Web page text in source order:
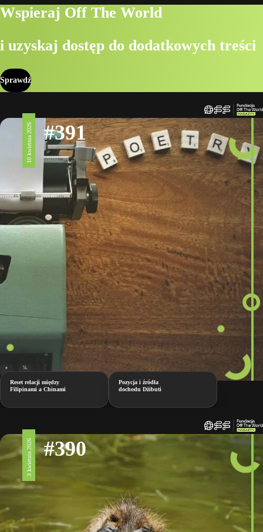
Wspieraj Off The World
i uzyskaj dostęp do dodatkowych treści
Sprawdź
10 kwietnia 2026 #391
Reset relacji między
Filipinami a Chinami
Pozycja i źródła
dochodu Dżibuti
3 kwietnia 2026 #390